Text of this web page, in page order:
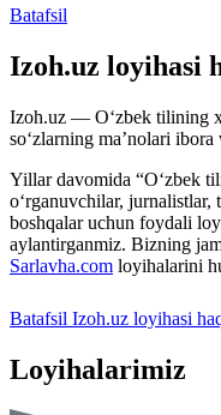
Batafsil
Izoh.uz loyihasi
Izoh.uz — O‘zbek tilining
so‘zlarning ma’nolari
Yillar davomida “O‘zbek
o‘rganuvchilar,
boshqalar uchun foydali
aylantirganmiz. Bizning
Sarlavha.com loyihalarini
Batafsil Izoh.uz loyihasi
Loyihalarimiz